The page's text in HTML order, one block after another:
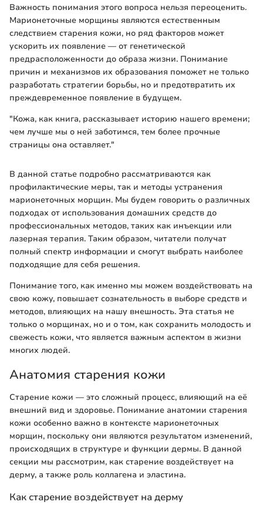
Важность понимания этого вопроса нельзя переоценить.
Марионеточные морщины являются естественным
следствием старения кожи, но ряд факторов может
ускорить их появление — от генетической
предрасположенности до образа жизни. Понимание
причин и механизмов их образования поможет не только
разработать стратегии борьбы, но и предотвратить их
преждевременное появление в будущем.
"Кожа, как книга, рассказывает историю нашего времени;
чем лучше мы о ней заботимся, тем более прочные
страницы она оставляет."
В данной статье подробно рассматриваются как
профилактические меры, так и методы устранения
марионеточных морщин. Мы будем говорить о различных
подходах от использования домашних средств до
профессиональных методов, таких как инъекции или
лазерная терапия. Таким образом, читатели получат
полный спектр информации и смогут выбрать наиболее
подходящие для себя решения.
Понимание того, как именно мы можем воздействовать на
свою кожу, повышает сознательность в выборе средств и
методов, влияющих на нашу внешность. Эта статья не
только о морщинах, но и о том, как сохранить молодость и
свежесть кожи, что является важным аспектом в жизни
многих людей.
Анатомия старения кожи
Старение кожи — это сложный процесс, влияющий на её
внешний вид и здоровье. Понимание анатомии старения
кожи особенно важно в контексте марионеточных
морщин, поскольку они являются результатом изменений,
происходящих в структуре и функции дермы. В данной
секции мы рассмотрим, как старение воздействует на
дерму, а также роль коллагена и эластина.
Как старение воздействует на дерму